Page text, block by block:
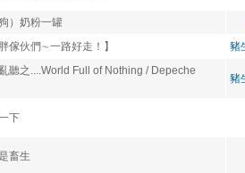
）奶粉一罐
傢伙們∼一路好走！】
豬
亂聽之....World Full of Nothing / Depeche
豬
下
畜生